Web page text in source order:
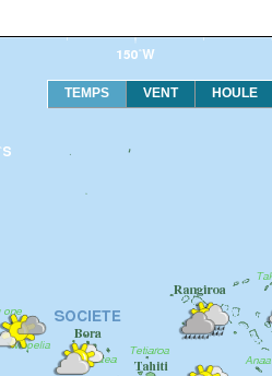
TEMPS VENT HOULE